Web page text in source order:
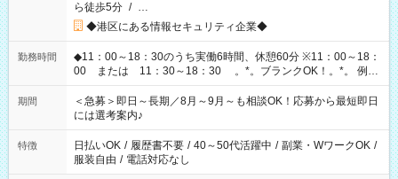
ら徒歩5分 / …
◆港区にある情報セキュリティ企業◆
勤務時間
◆11：00～18：30のうち実働6時間、休憩60分 ※11：00～18：
00 または 11：30～18：30 。*。ブランクOK！。*。 例え
ば前職が、 在宅/財団法人/事務/コールセンター/受付/販売/カフェ
スタッフ スイーツ販売/ホテルフロント/化粧品販売/など 様々な
業界から入社して活躍されています♪
期間
＜急募＞即日～長期／8月～9月～も相談OK！応募から最短即日
には選考案内♪
特徴 日払いOK / 履歴書不要 / 40～50代活躍中 / 副業・WワークOK /
服装自由 / 電話対応なし